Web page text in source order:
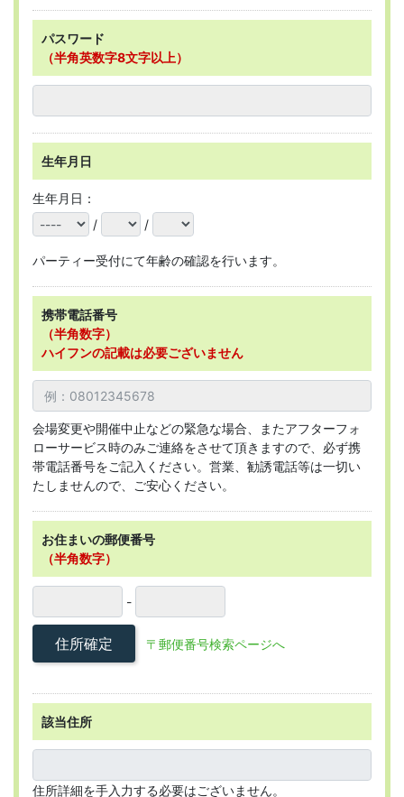
パスワード
（半角英数字8文字以上）
生年月日
生年月日：
/
/
パーティー受付にて年齢の確認を行います。
携帯電話番号
（半角数字）
ハイフンの記載は必要ございません
会場変更や開催中止などの緊急な場合、またアフターフォ
ローサービス時のみご連絡をさせて頂きますので、必ず携
帯電話番号をご記入ください。営業、勧誘電話等は一切い
たしませんので、ご安心ください。
お住まいの郵便番号
（半角数字）
-
住所確定 〒郵便番号検索ページへ
該当住所
住所詳細を手入力する必要はございません。